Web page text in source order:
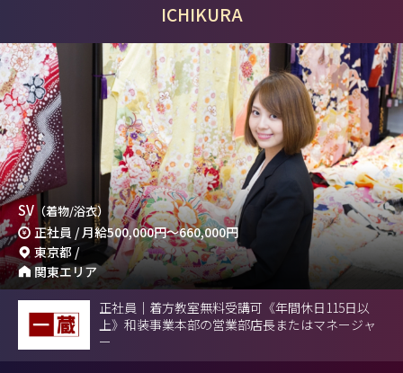
ICHIKURA
SV（着物/浴衣）
正社員 / 月給500,000円～660,000円
東京都 /
関東エリア
正社員｜着方教室無料受講可《年間休日115日以
上》和装事業本部の営業部店長またはマネージャ
ー